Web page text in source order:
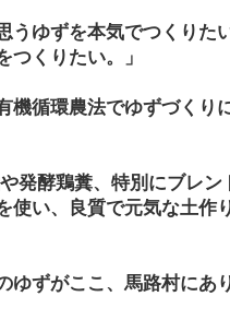
うゆずを本気でつくりたい
つくりたい。」
機循環農法でゆずづくり
発酵鶏糞、特別にブレン
使い、良質で元気な土作
ゆずがここ、馬路村にあ